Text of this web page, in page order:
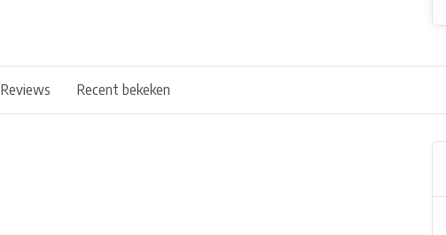
Reviews Recent bekeken